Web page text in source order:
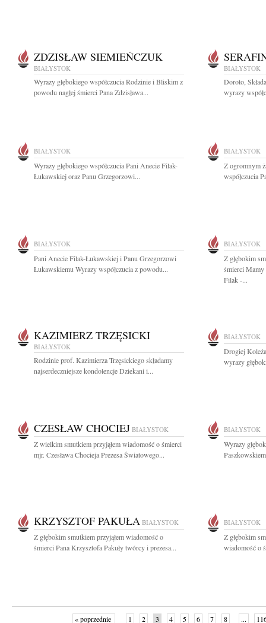
ZDZISŁAW SIEMIEŃCZUK
BIAŁYSTOK
Wyrazy głębokiego współczucia Rodzinie i Bliskim z
powodu nagłej śmierci Pana Zdzisława...
BIAŁYSTOK
Doroto,
wyrazy
BIAŁYSTOK
Wyrazy głębokiego współczucia Pani Anecie Filak-
Łukawskiej oraz Panu Grzegorzowi...
BIAŁYSTOK
Z ogromnym
współczucia
BIAŁYSTOK
Pani Anecie Filak-Łukawskiej i Panu Grzegorzowi
Łukawskiemu Wyrazy współczucia z powodu...
BIAŁYSTOK
Z głębokim
śmierci
Filak -...
KAZIMIERZ TRZĘSICKI
BIAŁYSTOK
Rodzinie prof. Kazimierza Trzęsickiego składamy
najserdeczniejsze kondolencje Dziekani i...
BIAŁYSTOK
Drogiej
wyrazy
CZESŁAW CHOCIEJ BIAŁYSTOK
Z wielkim smutkiem przyjąłem wiadomość o śmierci
mjr. Czesława Chocieja Prezesa Światowego...
BIAŁYSTOK
Wyrazy
KRZYSZTOF PAKUŁA BIAŁYSTOK
Z głębokim smutkiem przyjąłem wiadomość o
śmierci Pana Krzysztofa Pakuły twórcy i prezesa...
BIAŁYSTOK
Z głębokim
wiadomość o
« poprzednie 1 2 3 4 5 6 7 8 ...